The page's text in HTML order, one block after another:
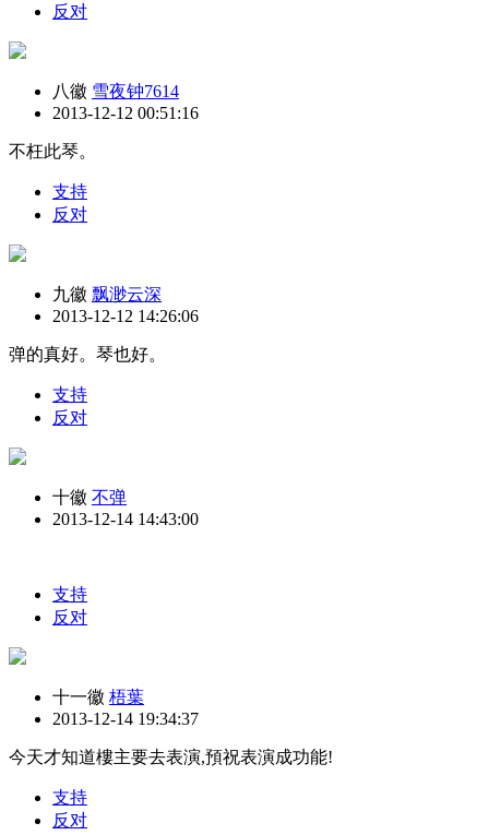
反对
八徽 雪夜钟7614
2013-12-12 00:51:16
不枉此琴。
支持
反对
九徽 飘渺云深
2013-12-12 14:26:06
弹的真好。琴也好。
支持
反对
十徽 不弹
2013-12-14 14:43:00
支持
反对
十一徽 梧葉
2013-12-14 19:34:37
今天才知道樓主要去表演,預祝表演成功能!
支持
反对